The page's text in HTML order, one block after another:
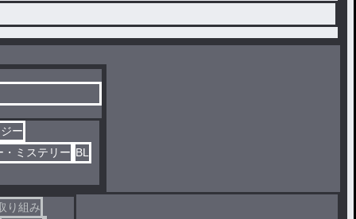
ー
・ミステリー BL
り組み